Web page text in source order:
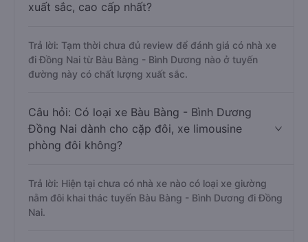
xuất sắc, cao cấp nhất?
Trả lời: Tạm thời chưa đủ review để đánh giá có nhà xe
đi Đồng Nai từ Bàu Bàng - Bình Dương nào ở tuyến
đường này có chất lượng xuất sắc.
Câu hỏi: Có loại xe Bàu Bàng - Bình Dương
Đồng Nai dành cho cặp đôi, xe limousine
phòng đôi không?
Trả lời: Hiện tại chưa có nhà xe nào có loại xe giường
nằm đôi khai thác tuyến Bàu Bàng - Bình Dương đi Đồng
Nai.